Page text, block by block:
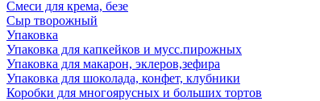
Смеси для крема, безе
Сыр творожный
Упаковка
Упаковка для капкейков и мусс.пирожных
Упаковка для макарон, эклеров,зефира
Упаковка для шоколада, конфет, клубники
Коробки для многоярусных и больших тортов